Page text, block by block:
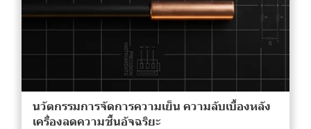
นวัตกรรมการจัดการความเย็น ความลับเบื้องหลัง
เครื่องลดความชื้นอัจฉริยะ